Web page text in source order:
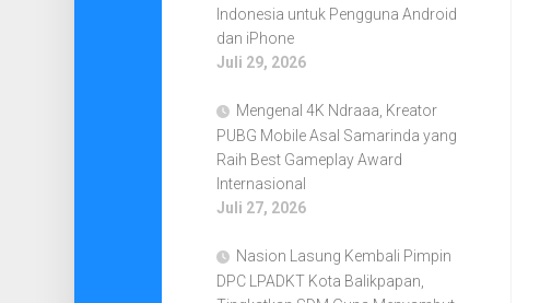
Indonesia untuk Pengguna Android
dan iPhone
Juli 29, 2026
Mengenal 4K Ndraaa, Kreator
PUBG Mobile Asal Samarinda yang
Raih Best Gameplay Award
Internasional
Juli 27, 2026
Nasion Lasung Kembali Pimpin
DPC LPADKT Kota Balikpapan,